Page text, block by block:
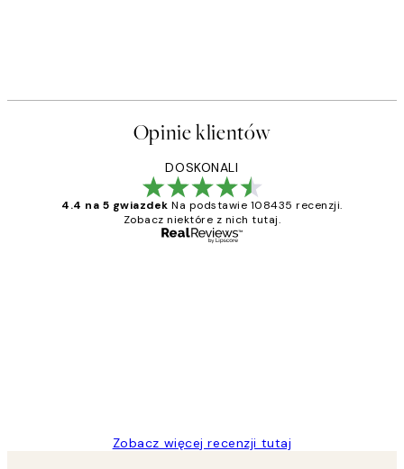
Opinie klientów
DOSKONALI
4.4 na 5 gwiazdek Na podstawie 108435 recenzji.
Zobacz niektóre z nich tutaj.
Zobacz więcej recenzji tutaj